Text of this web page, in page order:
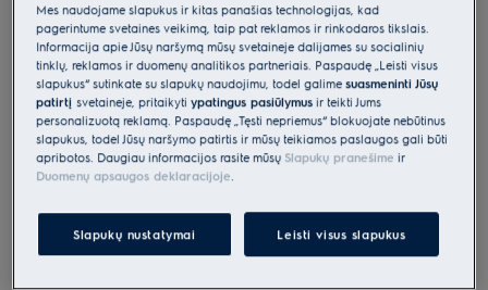
Efektyvus filtravimas su „OdourClean Standard“ anglies filtru.
„OdourClean Standard“ filtras tarnauja iki 1 metų*.
Parinktys, kad pirkimo procesas būtų dar lengvesnis
Siuntos pristatymas
Likite ramūs, mes viskuo pasirūpinsime Nemokamas
Mes naudojame slapukus ir kitas panašias technologijas, kad
pagerintume svetainės veikimą, taip pat reklamos ir rinkodaros tikslais.
Informacija apie Jūsų naršymą mūsų svetainėje dalijamės su socialinių
tinklų, reklamos ir duomenų analitikos partneriais. Paspaudę „Leisti visus
slapukus“ sutinkate su slapukų naudojimu, todėl galimesuasmeninti Jūsų
patirtįsvetainėje, pritaikytiypatingus pasiūlymus ir teikti Jums
personalizuotą reklamą. Paspaudę „Tęsti nepriėmus“ blokuojate nebūtinus
slapukus, todėl Jūsų naršymo patirtis ir mūsų teikiamos paslaugos gali būti
apribotos. Daugiau informacijos rasite mūsų Slapukų pranešime ir
Duomenų apsaugos deklaracijoje.
Slapukų nustatymai Leisti visus slapukus